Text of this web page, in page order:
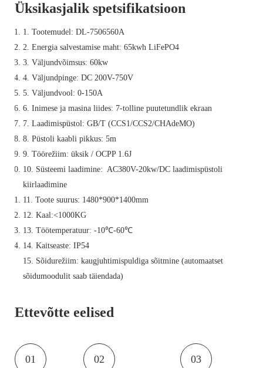
Üksikasjalik spetsifikatsioon
1. Tootemudel: DL-7506560A
2. Energia salvestamise maht: 65kwh LiFePO4
3. Väljundvõimsus: 60kw
4. Väljundpinge: DC 200V-750V
5. Väljundvool: 0-150A
6. Inimese ja masina liides: 7-tolline puutetundlik ekraan
7. Laadimispüstol: GB/T (CCS1/CCS2/CHAdeMO)
8. Püstoli kaabli pikkus: 5m
9. Töörežiim: üksik / OCPP 1.6J
10. Süsteemi laadimine: AC380V-20kw/DC laadimispüstoli
kiirlaadimine
11. Toote suurus: 1480*900*1400mm
12. Kaal:<1000KG
13. Töötemperatuur: -10℃-60℃
14. Kaitseaste: IP54
15. Sõidurežiim: kaugjuhtimispuldiga sõitmine (automaatset
sõidumoodulit saab täiendada)
Ettevõtte eelised
01 02 03